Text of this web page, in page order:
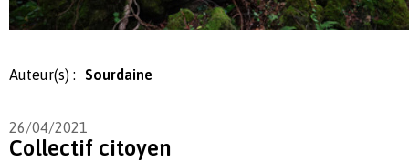
Auteur(s) : Sourdaine
26/04/2021
Collectif citoyen